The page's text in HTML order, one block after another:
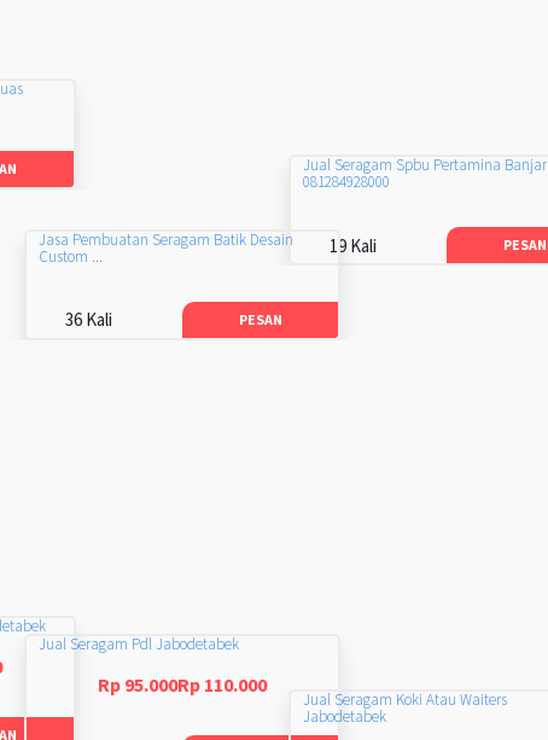
Jual Seragam Spbu Pertamina Banjar
081284928000
19 Kali PESAN
Jasa Pembuatan Seragam Batik Desain
Custom ...
36 Kali PESAN
Jual Seragam Pdl Jabodetabek
Rp 95.000Rp 110.000
Jual Seragam Koki Atau Waiters
Jabodetabek